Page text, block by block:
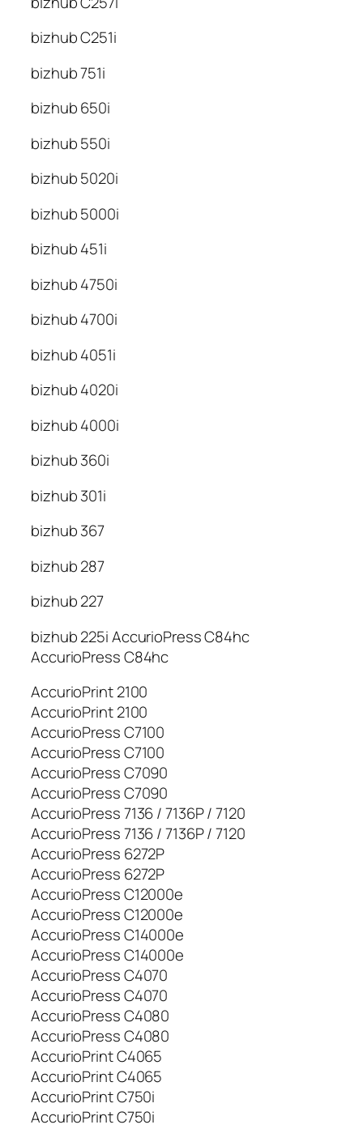
bizhub C251i
bizhub 751i
bizhub 650i
bizhub 550i
bizhub 5020i
bizhub 5000i
bizhub 451i
bizhub 4750i
bizhub 4700i
bizhub 4051i
bizhub 4020i
bizhub 4000i
bizhub 360i
bizhub 301i
bizhub 367
bizhub 287
bizhub 227
bizhub 225i AccurioPress C84hc
AccurioPress C84hc
AccurioPrint 2100
AccurioPrint 2100
AccurioPress C7100
AccurioPress C7100
AccurioPress C7090
AccurioPress C7090
AccurioPress 7136 / 7136P / 7120
AccurioPress 7136 / 7136P / 7120
AccurioPress 6272P
AccurioPress 6272P
AccurioPress C12000e
AccurioPress C12000e
AccurioPress C14000e
AccurioPress C14000e
AccurioPress C4070
AccurioPress C4070
AccurioPress C4080
AccurioPress C4080
AccurioPrint C4065
AccurioPrint C4065
AccurioPrint C750i
AccurioPrint C750i